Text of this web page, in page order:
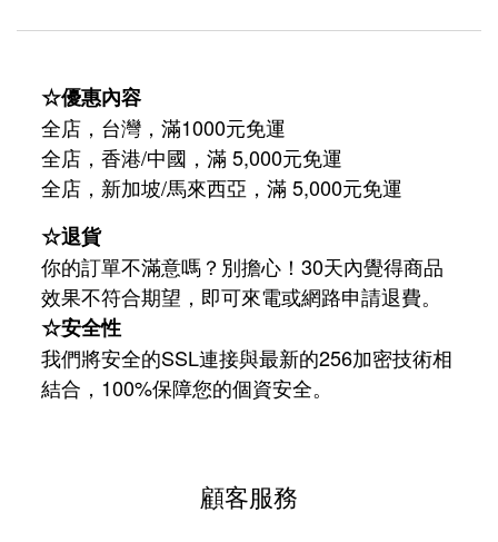
☆優惠內容
全店，台灣，滿1000元免運
全店，香港/中國，滿 5,000元免運
全店，新加坡/馬來西亞，滿 5,000元免運
☆退貨
你的訂單不滿意嗎？別擔心！30天內覺得商品
效果不符合期望，即可來電或網路申請退費。
☆安全性
我們將安全的SSL連接與最新的256加密技術相
結合，100%保障您的個資安全。
顧客服務